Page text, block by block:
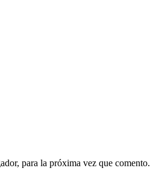
para la próxima vez que comento.